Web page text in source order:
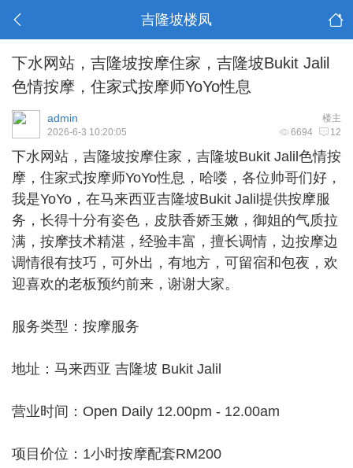
吉隆坡楼凤
下水网站，吉隆坡按摩住家，吉隆坡Bukit Jalil
色情按摩，住家式按摩师YoYo性息
楼主
admin
6694 12
2026-6-3 10:20:05
下水网站， 吉隆坡按摩住家 ，吉隆坡Bukit Jalil色情按
摩，住家式按摩师YoYo性息，哈喽，各位帅哥们好，
我是YoYo，在马来西亚吉隆坡Bukit Jalil提供按摩服
务，长得十分有姿色，皮肤香娇玉嫩，御姐的气质拉
满，按摩技术精湛，经验丰富，擅长调情，边按摩边
调情很有技巧，可外出，有地方，可留宿和包夜，欢
迎喜欢的老板预约前来，谢谢大家。
服务类型：按摩服务
地址：马来西亚 吉隆坡 Bukit Jalil
营业时间：Open Daily 12.00pm - 12.00am
项目价位：1小时按摩配套RM200